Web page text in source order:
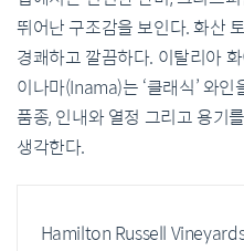
뛰어난 구조감을 보인다. 화산
경쾌하고 깔끔하다. 이탈리아
이나마(Inama)는 ‘클래식’ 와
품종, 인내와 열정 그리고 용기
생각한다.
Hamilton Russell